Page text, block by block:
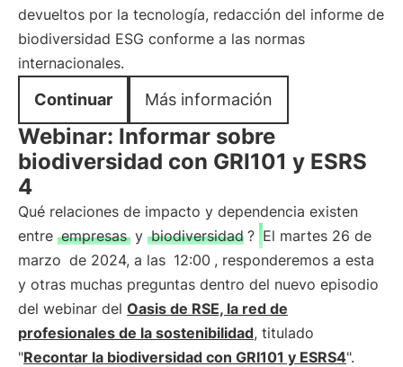
devueltos por la tecnología, redacción del informe de
biodiversidad ESG conforme a las normas
internacionales.
Continuar Más información
Webinar: Informar sobre
biodiversidad con GRI101 y ESRS
4
Qué relaciones de impacto y dependencia existen
entre empresas y biodiversidad ? El martes 26 de
marzo de 2024, a las 12:00 , responderemos a esta
y otras muchas preguntas dentro del nuevo episodio
del webinar del Oasis de RSE, la red de
profesionales de la sostenibilidad, titulado
"Recontar la biodiversidad con GRI101 y ESRS4".